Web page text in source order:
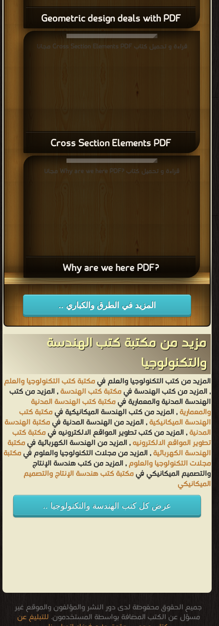
Geometric design deals with PDF
Cross Section Elements PDF
قراءة و تحميل كتاب Cross Section Elements PDF مجانا
?Why are we here PDF
قراءة و تحميل كتاب ?Why are we here PDF مجانا
المزيد في الطرق والكباري ..
مزيد من مكتبة كتب الهندسة
والتكنولوجيا
المزيد من كتب التكنولوجيا والعلم فيمكتبة كتب التكنولوجيا والعلم
, المزيد من كتب الهندسة فيمكتبة كتب الهندسة, المزيد من كتب
الهندسة المدنية والمعمارية فيمكتبة كتب الهندسة المدنية
والمعمارية, المزيد من كتب الهندسة الميكانيكية فيمكتبة كتب
الهندسة الميكانيكية, المزيد من الهندسة المدنية فيمكتبة الهندسة
المدنية, المزيد من كتب تطوير المواقع الالكترونيه فيمكتبة كتب
تطوير المواقع الالكترونيه, المزيد من الهندسة الكهربائية فيمكتبة
الهندسة الكهربائية, المزيد من مجلات التكنولوجيا والعلوم فيمكتبة
مجلات التكنولوجيا والعلوم, المزيد من كتب هندسة الإنتاج
والتصميم الميكانيكي فيمكتبة كتب هندسة الإنتاج والتصميم
الميكانيكي
عرض كل كتب الهندسة والتكنولوجيا ..
جميع الحقوق محفوظة لدى دور النشر والمؤلفون والموقع غير
مسؤل عن الكتب المضافة بواسطة المستخدمون. للتبليغ عن